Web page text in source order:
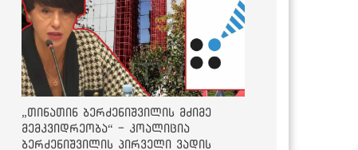
„თინათინ ბერძენიშვილის მძიმე
მემკვიდრეობა“ - კოალიცია
ბერძენიშვილის პირველი ვადის